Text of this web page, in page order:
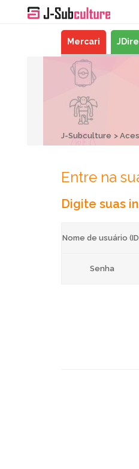
Mercari
J-Subculture
Entre na
Digite suas
Nome de usuário
Senha